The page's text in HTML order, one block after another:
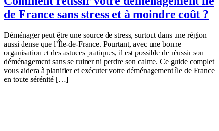
de France sans stress et à moindre coût ?
Déménager peut être une source de stress, surtout dans une région
aussi dense que l’Île-de-France. Pourtant, avec une bonne
organisation et des astuces pratiques, il est possible de réussir son
déménagement sans se ruiner ni perdre son calme. Ce guide complet
vous aidera à planifier et exécuter votre déménagement île de France
en toute sérénité […]